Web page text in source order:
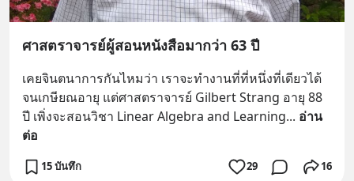
ศาสตราจารย์ผู้สอนหนังสือมากว่า 63 ปี
เคยจินตนาการกันไหมว่า เราจะทำงานที่ที่หนึ่งที่เดียวได้
จนเกษียณอายุ แต่ศาสตราจารย์ Gilbert Strang อายุ 88
ปี เพิ่งจะสอนวิชา Linear Algebra and Learning... อ่าน
ต่อ
15 บันทึก 29 16